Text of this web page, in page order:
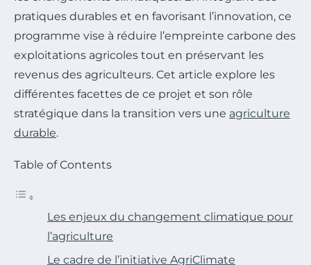
pratiques durables et en favorisant l’innovation, ce
programme vise à réduire l’empreinte carbone des
exploitations agricoles tout en préservant les
revenus des agriculteurs. Cet article explore les
différentes facettes de ce projet et son rôle
stratégique dans la transition vers une agriculture
durable.
Table of Contents
Les enjeux du changement climatique pour
l’agriculture
Le cadre de l’initiative AgriClimate